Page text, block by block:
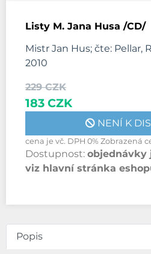
Listy M. Jana Husa /CD/
Mistr Jan Hus; čte: Pellar,
2010
229 CZK
183 CZK
NENÍ K
cena je vč. DPH 0% Zobrazená
Dostupnost: objednávky
viz hlavní stránka
Popis